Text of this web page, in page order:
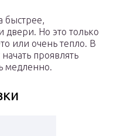
быстрее,
двери. Но это только
или очень тепло. В
проявлять
медленно.